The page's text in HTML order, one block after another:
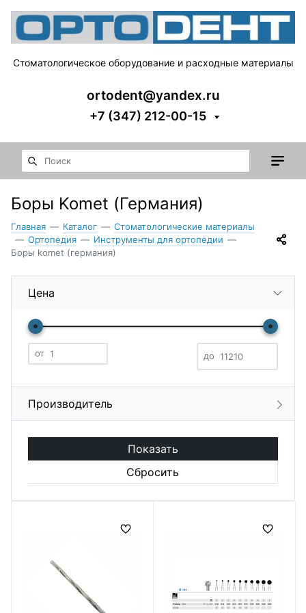
Стоматологическое оборудование и расходные материалы
ortodent@yandex.ru
+7 (347) 212-00-15
Боры Komet (Германия)
Главная — Каталог — Стоматологические материалы
— Ортопедия — Инструменты для ортопедии —
Боры komet (германия)
Цена
от до
Производитель